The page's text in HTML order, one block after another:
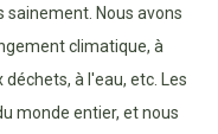
sainement. Nous avons
climatique, à
à l'eau, etc. Les
monde entier, et nous